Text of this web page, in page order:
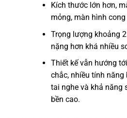
Kích thước lớn hơn,
mỏng, màn hình
Trọng lượng khoảng
nặng hơn khá nhiều
Thiết kế vẫn hướng
chắc, nhiều tính năng
tai nghe và khả năng
bền cao.